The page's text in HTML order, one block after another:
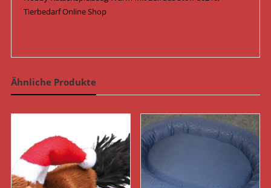
Tierbedarf Online Shop
Ähnliche Produkte